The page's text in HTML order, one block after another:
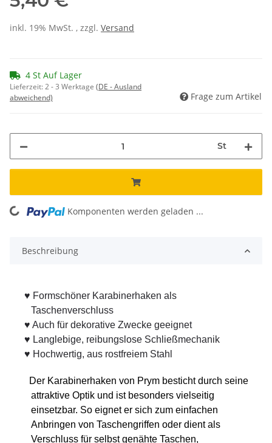
inkl. 19% MwSt. , zzgl. Versand
4 St Auf Lager
Lieferzeit:2 - 3 Werktage (DE - Ausland
abweichend)
Frage zum Artikel
St
Loading... Komponenten werden geladen ...
Beschreibung
♥ Formschöner Karabinerhaken als
Taschenverschluss
♥ Auch für dekorative Zwecke geeignet
♥ Langlebige, reibungslose Schließmechanik
♥ Hochwertig, aus rostfreiem Stahl
Der Karabinerhaken von Prym besticht durch seine
attraktive Optik und ist besonders vielseitig
einsetzbar. So eignet er sich zum einfachen
Anbringen von Taschengriffen oder dient als
Verschluss für selbst genähte Taschen,